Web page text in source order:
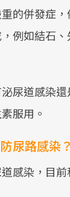
的併發症
例如結石
尿道感染
服用。
尿路感染？
感染，目